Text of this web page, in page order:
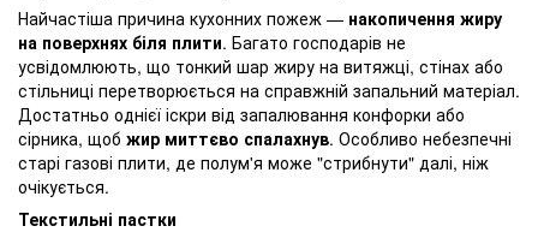
Найчастіша причина кухонних пожеж — накопичення жиру
на поверхнях біля плити. Багато господарів не
усвідомлюють, що тонкий шар жиру на витяжці, стінах або
стільниці перетворюється на справжній запальний матеріал.
Достатньо однієї іскри від запалювання конфорки або
сірника, щоб жир миттєво спалахнув. Особливо небезпечні
старі газові плити, де полум'я може "стрибнути" далі, ніж
очікується.
Текстильні пастки